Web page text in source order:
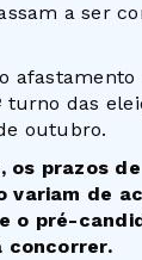
a ser
turno das
outubro.
os prazos de
variam de
o pré-
concorrer.